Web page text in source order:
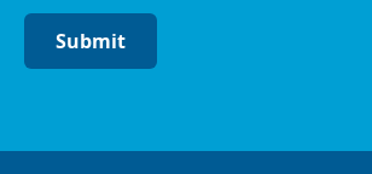
Submit